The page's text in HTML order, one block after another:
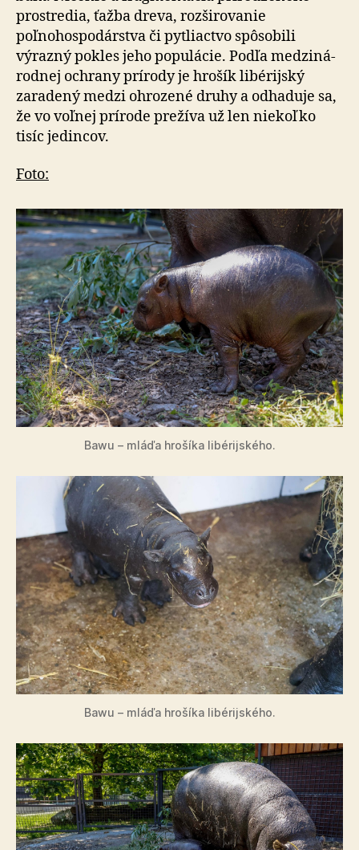
prostredia, ťažba dreva, rozširovanie
poľnohospodárstva či pytliactvo spôsobili
výrazný pokles jeho populácie. Podľa medzi­ná­
rod­nej ochrany prírody je hrošík libérijský
zaradený me­dzi ohrozené druhy a odhaduje sa,
že vo voľnej prírode prežíva už len niekoľko
tisíc jedincov.
Foto:
Bawu – mláďa hrošíka libérijského.
Bawu – mláďa hrošíka libérijského.